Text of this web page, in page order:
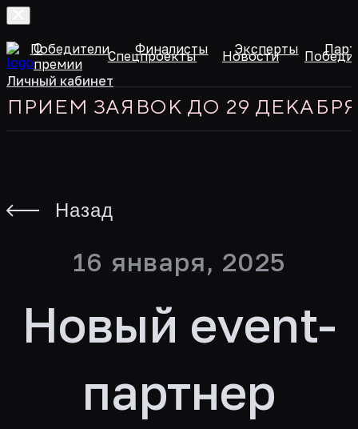
О
премии
Спецпроекты Новости
ЗАЯВОК ДО 29 ДЕКАБРЯ
Победители Финалисты Эксперты
Личный кабинет
Назад
16 января, 2025
Новый event-
партнер